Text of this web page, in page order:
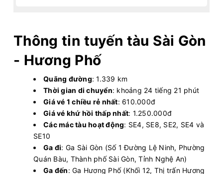
Thông tin tuyến tàu Sài Gòn
- Hương Phố
Quãng đường: 1.339 km
Thời gian di chuyển: khoảng 24 tiếng 21 phút
Giá vé 1 chiều rẻ nhất: 610.000đ
Giá vé khứ hồi thấp nhất: 1.250.000đ
Các mác tàu hoạt động: SE4, SE8, SE2, SE4 và
SE10
Ga đi: Ga Sài Gòn (Số 1 Đường Lệ Ninh, Phường
Quán Bàu, Thành phố Sài Gòn, Tỉnh Nghệ An)
Ga đến: Ga Hương Phố (Khối 12, Thị trấn Hương